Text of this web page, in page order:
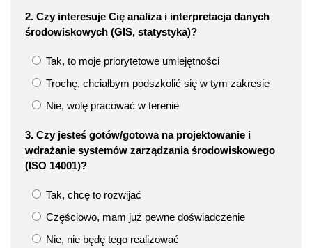
2. Czy interesuje Cię analiza i interpretacja danych
środowiskowych (GIS, statystyka)?
Tak, to moje priorytetowe umiejętności
Trochę, chciałbym podszkolić się w tym zakresie
Nie, wolę pracować w terenie
3. Czy jesteś gotów/gotowa na projektowanie i
wdrażanie systemów zarządzania środowiskowego
(ISO 14001)?
Tak, chcę to rozwijać
Częściowo, mam już pewne doświadczenie
Nie, nie będę tego realizować